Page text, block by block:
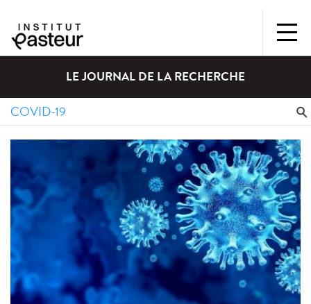
LE JOURNAL DE LA RECHERCHE